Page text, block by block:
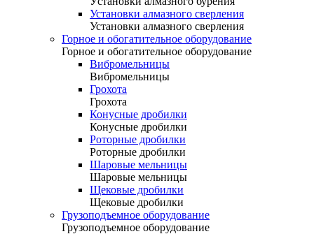
Установки алмазного сверления
Установки алмазного сверления
Горное и обогатительное оборудование
Горное и обогатительное оборудование
Вибромельницы
Вибромельницы
Грохота
Грохота
Конусные дробилки
Конусные дробилки
Роторные дробилки
Роторные дробилки
Шаровые мельницы
Шаровые мельницы
Щековые дробилки
Щековые дробилки
Грузоподъемное оборудование
Грузоподъемное оборудование